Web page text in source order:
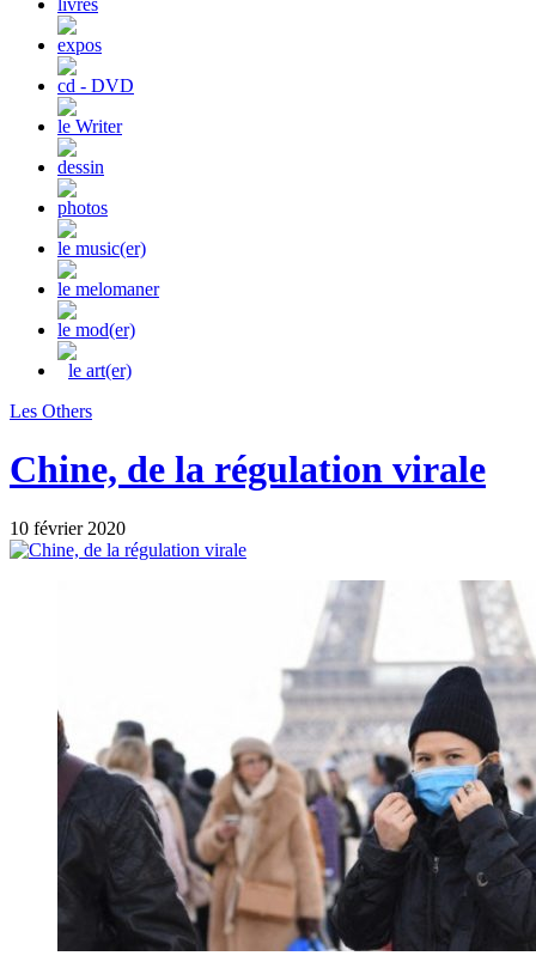
livres
expos
cd - DVD
le Writer
dessin
photos
le music(er)
le melomaner
le mod(er)
le art(er)
Les Others
Chine, de la régulation virale
10 février 2020